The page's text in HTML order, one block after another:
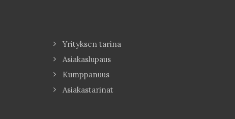
Yrityksen tarina
Asiakaslupaus
Kumppanuus
Asiakastarinat